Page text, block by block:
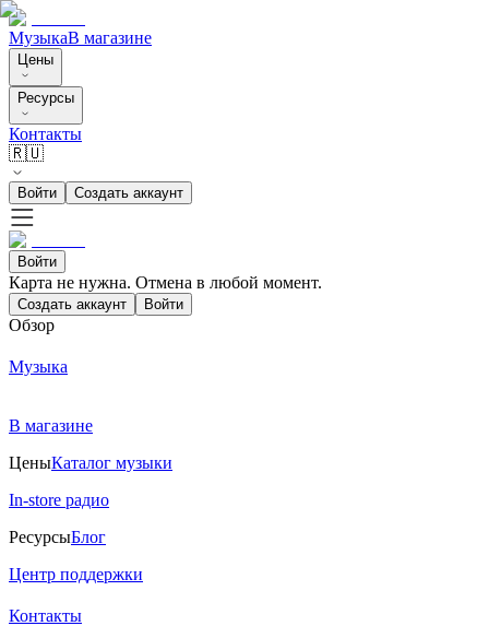
МузыкаВ магазине
Цены
Ресурсы
Контакты
🇷🇺
Войти Создать аккаунт
Войти
Карта не нужна. Отмена в любой момент.
Создать аккаунт Войти
Обзор
Музыка
В магазине
ЦеныКаталог музыки
In-store радио
РесурсыБлог
Центр поддержки
Контакты